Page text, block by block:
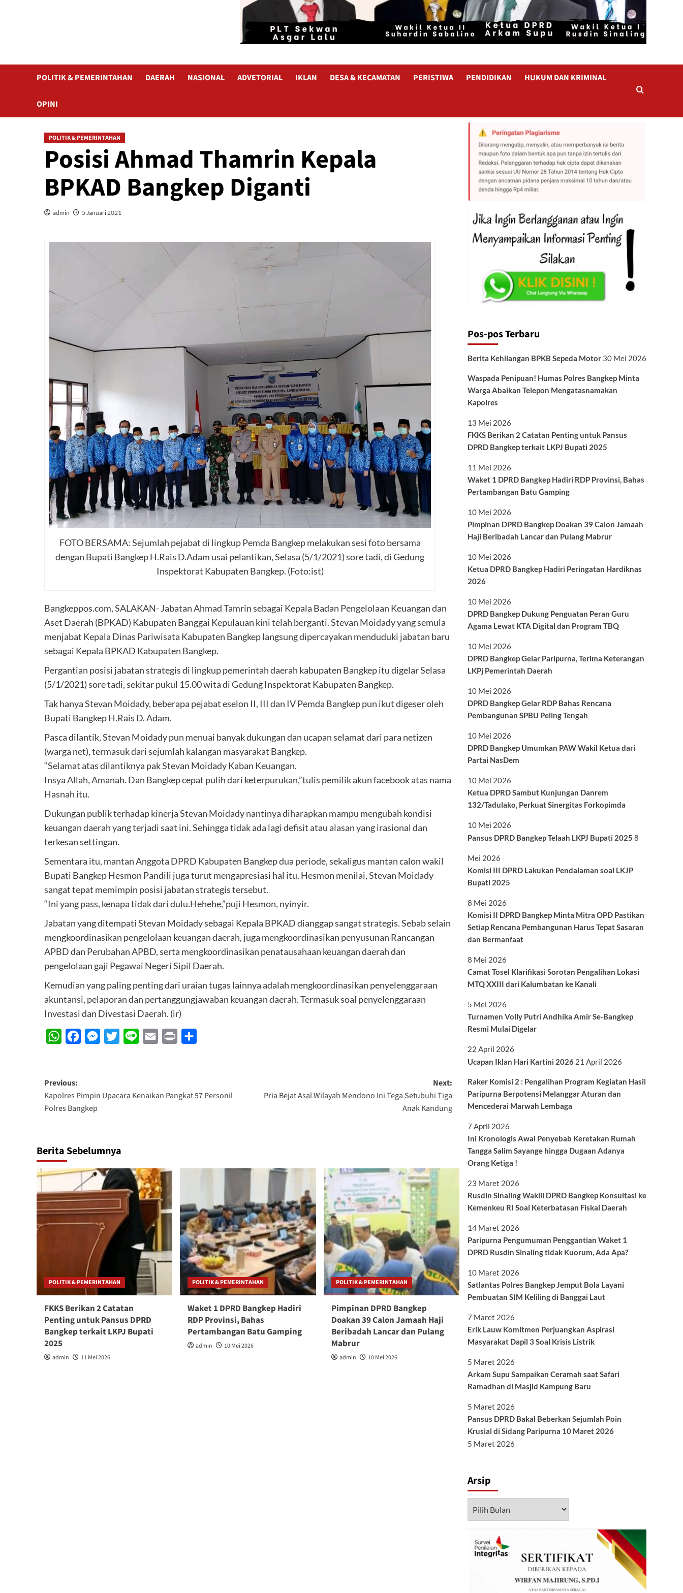
POLITIK & PEMERINTAHAN DAERAH NASIONAL ADVETORIAL IKLAN DESA & KECAMATAN PERISTIWA PENDIDIKAN HUKUM DAN KRIMINAL
OPINI
POLITIK & PEMERINTAHAN
Posisi Ahmad Thamrin Kepala
BPKAD Bangkep Diganti
admin 5 Januari 2021
FOTO BERSAMA: Sejumlah pejabat di lingkup Pemda Bangkep melakukan sesi foto bersama
dengan Bupati Bangkep H.Rais D.Adam usai pelantikan, Selasa (5/1/2021) sore tadi, di Gedung
Inspektorat Kabupaten Bangkep. (Foto:ist)
Bangkeppos.com, SALAKAN- Jabatan Ahmad Tamrin sebagai Kepala Badan Pengelolaan Keuangan dan
Aset Daerah (BPKAD) Kabupaten Banggai Kepulauan kini telah berganti. Stevan Moidady yang semula
menjabat Kepala Dinas Pariwisata Kabupaten Bangkep langsung dipercayakan menduduki jabatan baru
sebagai Kepala BPKAD Kabupaten Bangkep.
Pergantian posisi jabatan strategis di lingkup pemerintah daerah kabupaten Bangkep itu digelar Selasa
(5/1/2021) sore tadi, sekitar pukul 15.00 wita di Gedung Inspektorat Kabupaten Bangkep.
Tak hanya Stevan Moidady, beberapa pejabat eselon II, III dan IV Pemda Bangkep pun ikut digeser oleh
Bupati Bangkep H.Rais D. Adam.
Pasca dilantik, Stevan Moidady pun menuai banyak dukungan dan ucapan selamat dari para netizen
(warga net), termasuk dari sejumlah kalangan masyarakat Bangkep.
“Selamat atas dilantiknya pak Stevan Moidady Kaban Keuangan.
Insya Allah, Amanah. Dan Bangkep cepat pulih dari keterpurukan,”tulis pemilik akun facebook atas nama
Hasnah itu.
Dukungan publik terhadap kinerja Stevan Moidady nantinya diharapkan mampu mengubah kondisi
keuangan daerah yang terjadi saat ini. Sehingga tidak ada lagi defisit atau alasan yang irasional dan
terkesan settingan.
Sementara itu, mantan Anggota DPRD Kabupaten Bangkep dua periode, sekaligus mantan calon wakil
Bupati Bangkep Hesmon Pandili juga turut mengapresiasi hal itu. Hesmon menilai, Stevan Moidady
sangat tepat memimpin posisi jabatan strategis tersebut.
“Ini yang pass, kenapa tidak dari dulu.Hehehe,”puji Hesmon, nyinyir.
Jabatan yang ditempati Stevan Moidady sebagai Kepala BPKAD dianggap sangat strategis. Sebab selain
mengkoordinasikan pengelolaan keuangan daerah, juga mengkoordinasikan penyusunan Rancangan
APBD dan Perubahan APBD, serta mengkoordinasikan penatausahaan keuangan daerah dan
pengelolaan gaji Pegawai Negeri Sipil Daerah.
Kemudian yang paling penting dari uraian tugas lainnya adalah mengkoordinasikan penyelenggaraan
akuntansi, pelaporan dan pertanggungjawaban keuangan daerah. Termasuk soal penyelenggaraan
Investasi dan Divestasi Daerah. (ir)
WhatsAppFacebookMessenger
Twitter Line Email Print
Post
navigation
Previous:
Kapolres Pimpin Upacara Kenaikan Pangkat 57 Personil
Polres Bangkep
Next:
Pria Bejat Asal Wilayah Mendono Ini Tega Setubuhi Tiga
Anak Kandung
Berita Sebelumnya
POLITIK & PEMERINTAHAN
FKKS Berikan 2 Catatan
Penting untuk Pansus DPRD
Bangkep terkait LKPJ Bupati
2025
admin 11 Mei 2026
POLITIK & PEMERINTAHAN
Waket 1 DPRD Bangkep Hadiri
RDP Provinsi, Bahas
Pertambangan Batu Gamping
admin 10 Mei 2026
POLITIK & PEMERINTAHAN
Pimpinan DPRD Bangkep
Doakan 39 Calon Jamaah Haji
Beribadah Lancar dan Pulang
Mabrur
admin 10 Mei 2026
Pos-pos Terbaru
Berita Kehilangan BPKB Sepeda Motor 30 Mei 2026
Waspada Penipuan! Humas Polres Bangkep Minta
Warga Abaikan Telepon Mengatasnamakan
Kapolres
13 Mei 2026
FKKS Berikan 2 Catatan Penting untuk Pansus
DPRD Bangkep terkait LKPJ Bupati 2025
11 Mei 2026
Waket 1 DPRD Bangkep Hadiri RDP Provinsi, Bahas
Pertambangan Batu Gamping
10 Mei 2026
Pimpinan DPRD Bangkep Doakan 39 Calon Jamaah
Haji Beribadah Lancar dan Pulang Mabrur
10 Mei 2026
Ketua DPRD Bangkep Hadiri Peringatan Hardiknas
2026
10 Mei 2026
DPRD Bangkep Dukung Penguatan Peran Guru
Agama Lewat KTA Digital dan Program TBQ
10 Mei 2026
DPRD Bangkep Gelar Paripurna, Terima Keterangan
LKPj Pemerintah Daerah
10 Mei 2026
DPRD Bangkep Gelar RDP Bahas Rencana
Pembangunan SPBU Peling Tengah
10 Mei 2026
DPRD Bangkep Umumkan PAW Wakil Ketua dari
Partai NasDem
10 Mei 2026
Ketua DPRD Sambut Kunjungan Danrem
132/Tadulako, Perkuat Sinergitas Forkopimda
10 Mei 2026
Pansus DPRD Bangkep Telaah LKPJ Bupati 2025 8
Mei 2026
Komisi III DPRD Lakukan Pendalaman soal LKJP
Bupati 2025
8 Mei 2026
Komisi II DPRD Bangkep Minta Mitra OPD Pastikan
Setiap Rencana Pembangunan Harus Tepat Sasaran
dan Bermanfaat
8 Mei 2026
Camat Tosel Klarifikasi Sorotan Pengalihan Lokasi
MTQ XXIII dari Kalumbatan ke Kanali
5 Mei 2026
Turnamen Volly Putri Andhika Amir Se-Bangkep
Resmi Mulai Digelar
22 April 2026
Ucapan Iklan Hari Kartini 2026 21 April 2026
Raker Komisi 2 : Pengalihan Program Kegiatan Hasil
Paripurna Berpotensi Melanggar Aturan dan
Mencederai Marwah Lembaga
7 April 2026
Ini Kronologis Awal Penyebab Keretakan Rumah
Tangga Salim Sayange hingga Dugaan Adanya
Orang Ketiga !
23 Maret 2026
Rusdin Sinaling Wakili DPRD Bangkep Konsultasi ke
Kemenkeu RI Soal Keterbatasan Fiskal Daerah
14 Maret 2026
Paripurna Pengumuman Penggantian Waket 1
DPRD Rusdin Sinaling tidak Kuorum, Ada Apa?
10 Maret 2026
Satlantas Polres Bangkep Jemput Bola Layani
Pembuatan SIM Keliling di Banggai Laut
7 Maret 2026
Erik Lauw Komitmen Perjuangkan Aspirasi
Masyarakat Dapil 3 Soal Krisis Listrik
5 Maret 2026
Arkam Supu Sampaikan Ceramah saat Safari
Ramadhan di Masjid Kampung Baru
5 Maret 2026
Pansus DPRD Bakal Beberkan Sejumlah Poin
Krusial di Sidang Paripurna 10 Maret 2026
5 Maret 2026
Arsip